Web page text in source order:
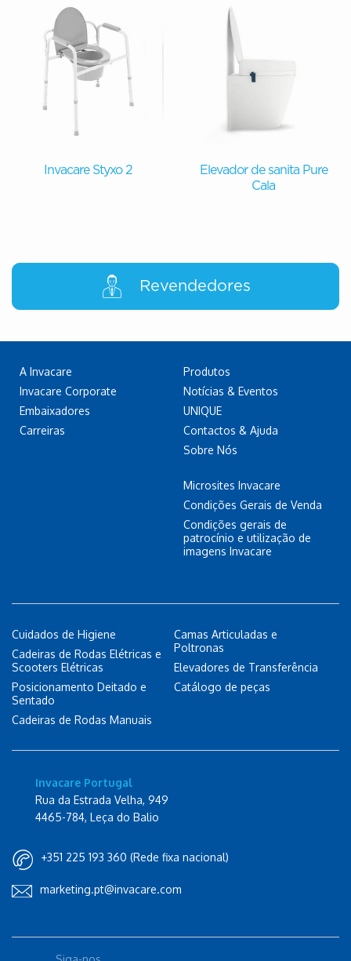
Invacare Styxo 2
Elevador de sanita Pure
Cala
Revendedores
A Invacare
Invacare Corporate
Embaixadores
Carreiras
Produtos
Notícias & Eventos
UNIQUE
Contactos & Ajuda
Sobre Nós
Microsites Invacare
Condições Gerais de Venda
Condições gerais de
patrocínio e utilização de
imagens Invacare
Cuidados de Higiene
Cadeiras de Rodas Elétricas e
Scooters Elétricas
Posicionamento Deitado e
Sentado
Cadeiras de Rodas Manuais
Camas Articuladas e
Poltronas
Elevadores de Transferência
Catálogo de peças
Invacare Portugal
Rua da Estrada Velha, 949
4465-784, Leça do Balio
+351 225 193 360 (Rede fixa nacional)
marketing.pt@invacare.com